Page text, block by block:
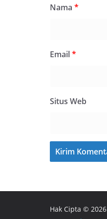
Nama *
Email*
Situs Web
Hak Cipta © 2026